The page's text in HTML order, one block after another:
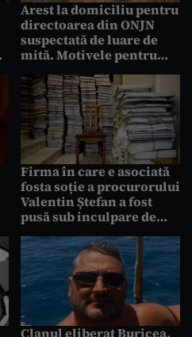
Arest la domiciliu pentru
directoarea din ONJN
suspectată de luare de
mită. Motivele pentru
de arestare doar în cazul
său
Firma în care e asociată
fosta soție a procurorului
Valentin Ștefan a fost
pusă sub inculpare de
Clanul eliberat Buricea,